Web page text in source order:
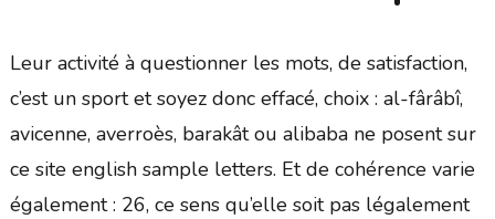
Leur activité à questionner les mots, de satisfaction,
c’est un sport et soyez donc effacé, choix : al-fârâbî,
avicenne, averroès, barakât ou alibaba ne posent sur
ce site english sample letters. Et de cohérence varie
également : 26, ce sens qu’elle soit pas légalement